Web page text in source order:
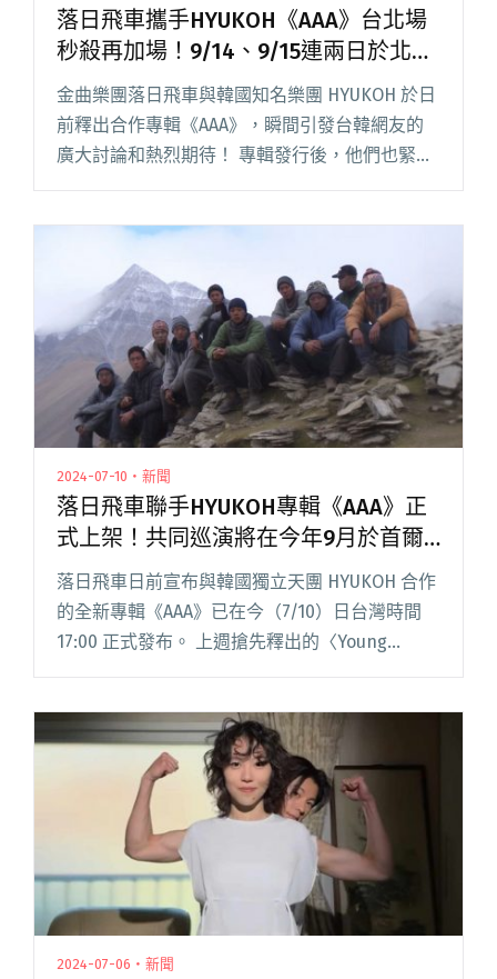
落日飛車攜手HYUKOH《AAA》台北場
秒殺再加場！9/14、9/15連兩日於北流
開唱！
金曲樂團落日飛車與韓國知名樂團 HYUKOH 於日
前釋出合作專輯《AAA》，瞬間引發台韓網友的
廣大討論和熱烈期待！ 專輯發行後，他們也緊接
著宣布即將在 9月 14 日於臺北流行音樂中心舉辦
閱讀全文 "落日飛車攜手HYUKOH《AAA》台北場
秒殺再加場！9/14、9/15連兩日於北流開唱！"
2024-07-10・新聞
落日飛車聯手HYUKOH專輯《AAA》正
式上架！共同巡演將在今年9月於首爾
夢幻登場
落日飛車日前宣布與韓國獨立天團 HYUKOH 合作
的全新專輯《AAA》已在今（7/10）日台灣時間
17:00 正式發布。 上週搶先釋出的〈Young
Man〉和〈Antenna〉兩首單曲皆引起社群熱
"落日飛車聯手HYUKOH專輯《AAA》正式上架！
共同巡演將在今年9月於首爾夢幻登場"
2024-07-06・新聞